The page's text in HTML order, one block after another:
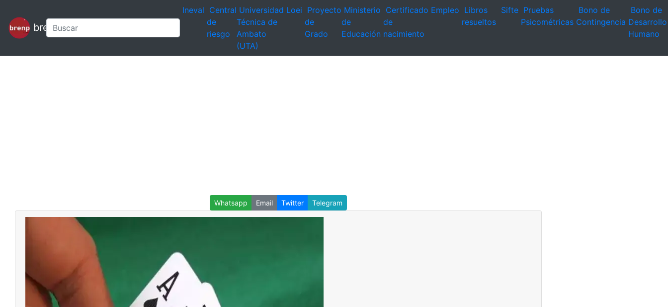
brenp
Ineval Central
de
riesgo
Universidad
Técnica de
Ambato
(UTA)
Loei Proyecto
de
Grado
Ministerio
de
Educación
Certificado
de
nacimiento
Empleo Libros
resueltos
Sifte Pruebas
Psicométricas
Bono de
Contingencia
Bono de
Desarrollo
Humano
Whatsapp Email Twitter Telegram